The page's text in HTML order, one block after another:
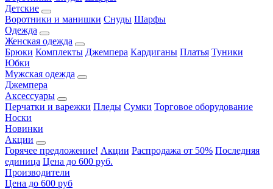
Детские
Воротники и манишки Снуды Шарфы
Одежда
Женская одежда
Брюки Комплекты Джемпера Кардиганы Платья Туники
Юбки
Мужская одежда
Джемпера
Аксессуары
Перчатки и варежки Пледы Сумки Торговое оборудование
Носки
Новинки
Акции
Горячее предложение! Акции Распродажа от 50% Последняя
единица Цена до 600 руб.
Производители
Цена до 600 руб